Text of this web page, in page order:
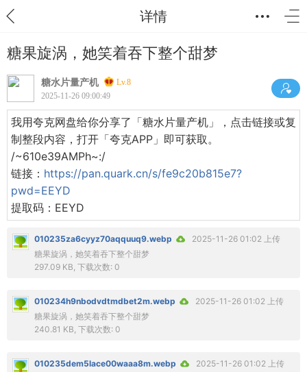
详情
糖果旋涡，她笑着吞下整个甜梦
糖水片量产机
Lv.8
2025-11-26 09:00:49
我用夸克网盘给你分享了「糖水片量产机」，点击链接或复
制整段内容，打开「夸克APP」即可获取。
/~610e39AMPh~:/
链接： https://pan.quark.cn/s/fe9c20b815e7?
pwd=EEYD
提取码：EEYD
010235za6cyyz70aqquuq9.webp
2025-11-26 01:02 上传
糖果旋涡，她笑着吞下整个甜梦
297.09 KB, 下载次数: 0
010234h9nbodvdtmdbet2m.webp
2025-11-26 01:02 上传
糖果旋涡，她笑着吞下整个甜梦
240.81 KB, 下载次数: 0
010235dem5lace00waaa8m.webp
2025-11-26 01:02 上传